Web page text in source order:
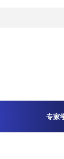
专家